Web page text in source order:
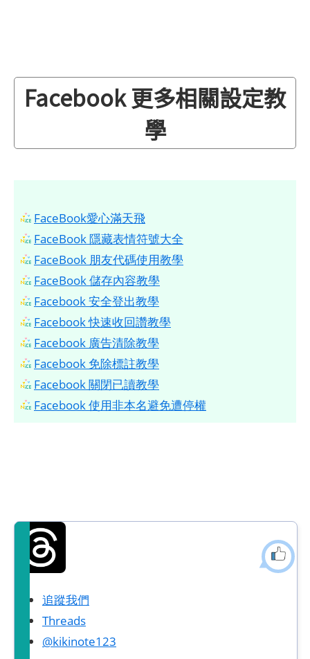
Facebook 更多相關設定教
學
FaceBook愛心滿天飛
FaceBook 隱藏表情符號大全
FaceBook 朋友代碼使用教學
FaceBook 儲存內容教學
Facebook 安全登出教學
Facebook 快速收回讚教學
Facebook 廣告清除教學
Facebook 免除標註教學
Facebook 關閉已讀教學
Facebook 使用非本名避免遭停權
追蹤我們
Threads
@kikinote123